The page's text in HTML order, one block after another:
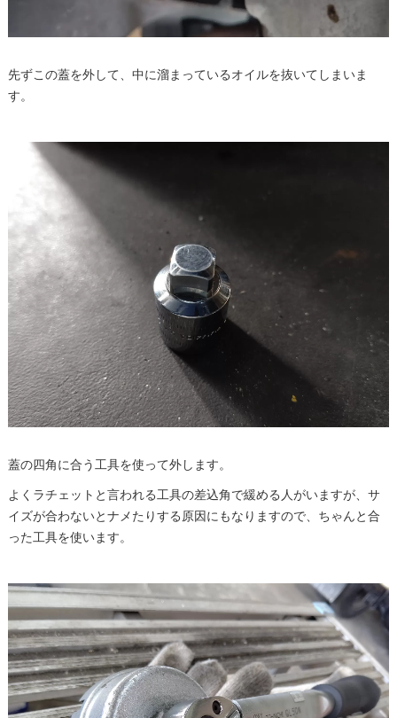
先ずこの蓋を外して、中に溜まっているオイルを抜いてしまいま
す。
蓋の四角に合う工具を使って外します。
よくラチェットと言われる工具の差込角で緩める人がいますが、サ
イズが合わないとナメたりする原因にもなりますので、ちゃんと合
った工具を使います。